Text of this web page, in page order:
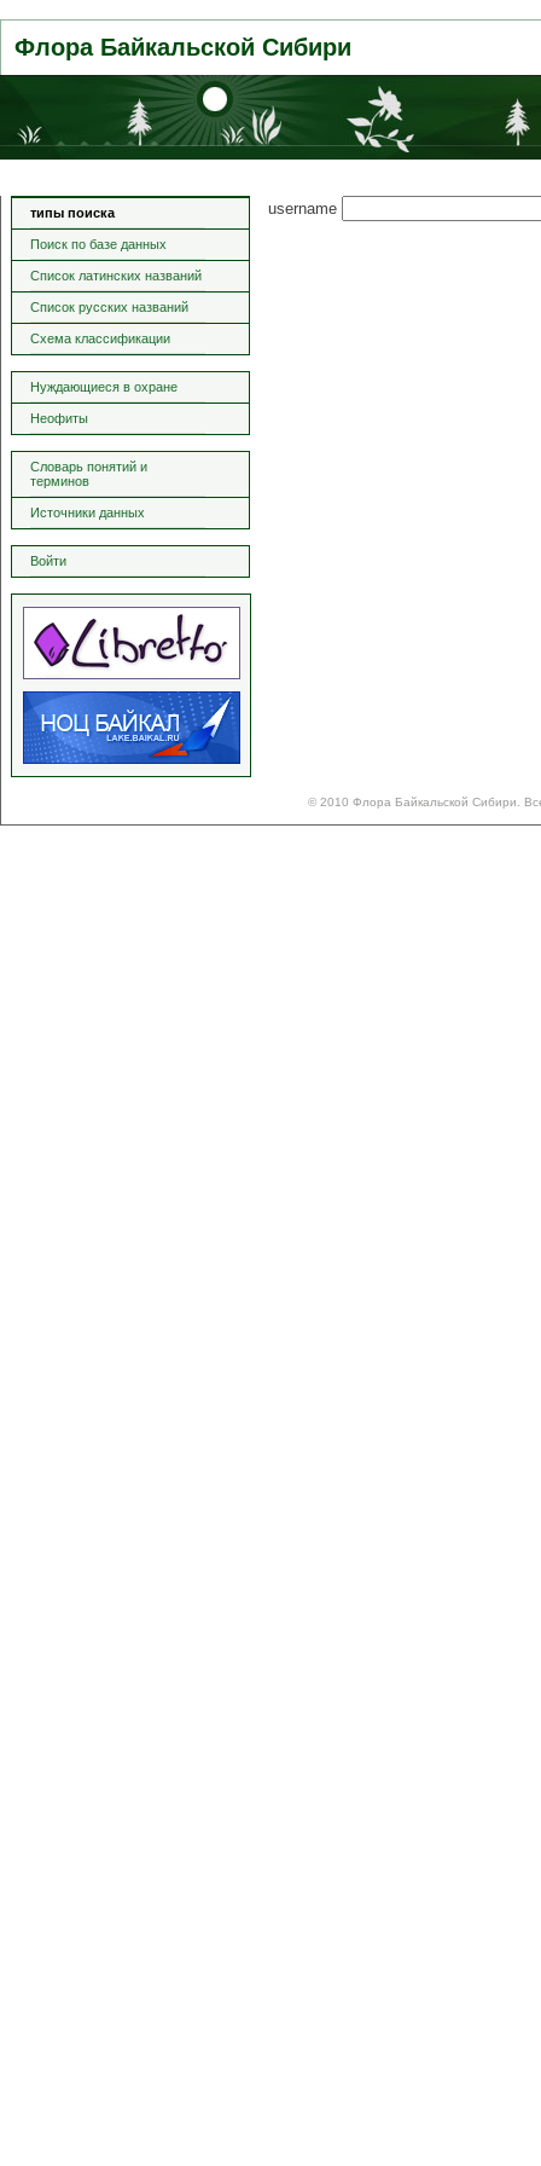
Флора Байкальской Сибири
типы поиска
Поиск по базе данных
Список латинских названий
Список русских названий
Схема классификации
Нуждающиеся в охране
Неофиты
Словарь понятий и
терминов
Источники данных
Войти
username
© 2010 Флора Байкальской Сибири.